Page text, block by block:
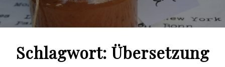
Schlagwort: Übersetzung